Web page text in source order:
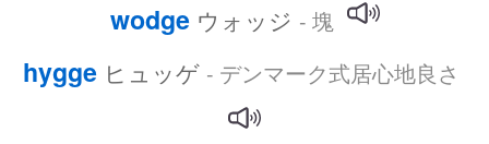
wodge ウォッジ - 塊
hygge ヒュッゲ - デンマーク式居心地良さ